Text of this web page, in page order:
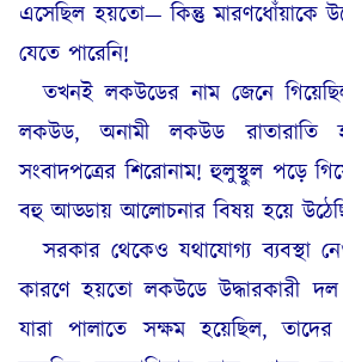
এসেছিল হয়তো— কিন্তু মারণধোঁয়াকে
যেতে পারেনি!
তখনই লকউডের নাম জেনে
লকউড, অনামী লকউড রাতারাতি
সংবাদপত্রের শিরোনাম! হুলুস্থুল পড়ে
বহু আড্ডায় আলোচনার বিষয় হয়ে
সরকার থেকেও যথাযোগ্য ব্যবস্থা
কারণে হয়তো লকউডে উদ্ধারকারী দল
যারা পালাতে সক্ষম হয়েছিল,